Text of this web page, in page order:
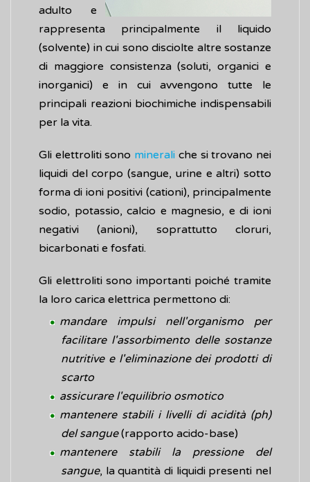
adulto e
rappresenta principalmente il liquido
(solvente) in cui sono disciolte altre sostanze
di maggiore consistenza (soluti, organici e
inorganici) e in cui avvengono tutte le
principali reazioni biochimiche indispensabili
per la vita.
Gli elettroliti sono minerali che si trovano nei
liquidi del corpo (sangue, urine e altri) sotto
forma di ioni positivi (cationi), principalmente
sodio, potassio, calcio e magnesio, e di ioni
negativi (anioni), soprattutto cloruri,
bicarbonati e fosfati.
Gli elettroliti sono importanti poiché tramite
la loro carica elettrica permettono di:
mandare impulsi nell'organismo per
facilitare l'assorbimento delle sostanze
nutritive e l'eliminazione dei prodotti di
scarto
assicurare l'equilibrio osmotico
mantenere stabili i livelli di acidità (ph)
del sangue(rapporto acido-base)
mantenere stabili la pressione del
sangue, la quantità di liquidi presenti nel